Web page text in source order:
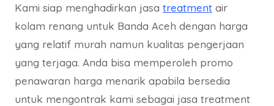
Kami siap menghadirkan jasa treatment air
kolam renang untuk Banda Aceh dengan harga
yang relatif murah namun kualitas pengerjaan
yang terjaga. Anda bisa memperoleh promo
penawaran harga menarik apabila bersedia
untuk mengontrak kami sebagai jasa treatment